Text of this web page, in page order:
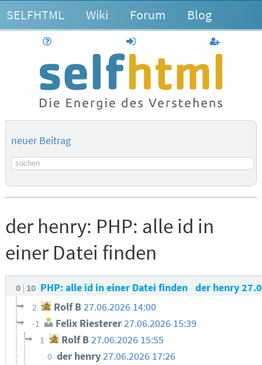
SELFHTML Wiki Forum Blog
anmelden
neuer Beitrag
Suchbegriff
der henry: PHP: alle id in
einer Datei finden
0 10 PHP: alle id in einer Datei finden der henry
2 Rolf B27.06.2026 14:00
-1 Felix Riesterer27.06.2026 15:39
1 Rolf B27.06.2026 15:55
0 der henry27.06.2026 17:26